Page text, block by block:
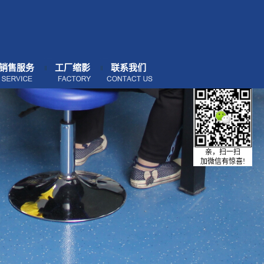
售服务 工厂缩影 联系我们
亲，扫一扫
加微信有惊喜!